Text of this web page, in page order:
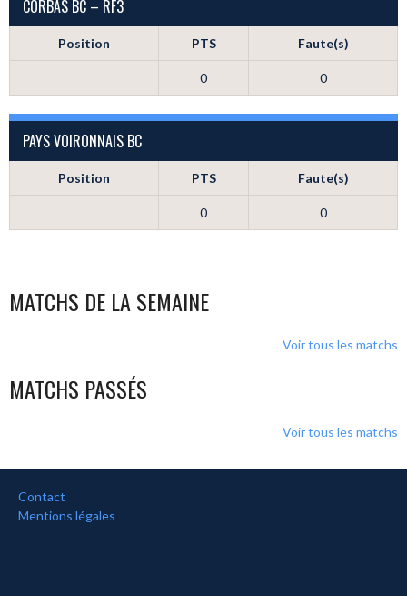
CORBAS BC – RF3
Position PTS Faute(s)
0 0
PAYS VOIRONNAIS BC
Position PTS Faute(s)
0 0
MATCHS DE LA SEMAINE
Voir tous les matchs
MATCHS PASSÉS
Voir tous les matchs
Contact
Mentions légales